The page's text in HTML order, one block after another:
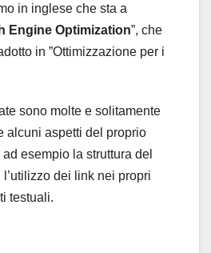
in inglese che sta a
Engine Optimization”, che
in ”Ottimizzazione per i
sono molte e solitamente
alcuni aspetti del proprio
esempio la struttura del
dei link nei propri
testuali.